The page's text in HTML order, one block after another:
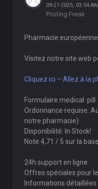
09-21-2025, 03:54 AM
Posting Freak
Pharmacie européenne
Visitez notre site web
Cliquez ici – Allez à la
Formulaire medical: pill
Ordonnance requise:
notre pharmacie)
Disponibilité: In Stock!
Note 4,71 / 5 sur la
24h support en ligne
Offres spéciales pour
Informations